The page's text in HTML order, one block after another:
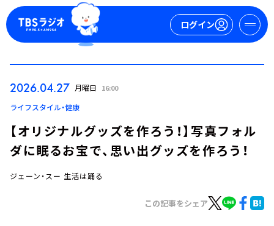
ログイン
ログイン
2026.04.27 月曜日 16:00
ライフスタイル・健康
【オリジナルグッズを作ろう！】写真フォル
ダに眠るお宝で、思い出グッズを作ろう！
ジェーン・スー 生活は踊る
この記事をシェア